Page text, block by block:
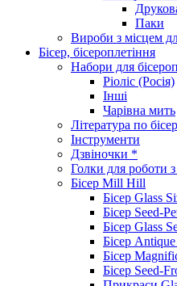
Паки
Вироби з місцем
Бісер, бісероплетіння
Набори для
Ріоліс (Росія)
Інші
Чарівна мить
Література по
Інструменти
Дзвіночки *
Голки для роботи з
Бісер Mill Hill
Бісер Glass
Бісер Seed-
Бісер Glass
Бісер
Бісер
Бісер Seed-